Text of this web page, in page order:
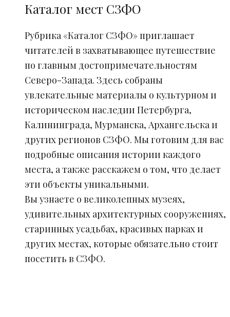
Каталог мест СЗФО
Рубрика «Каталог СЗФО» приглашает
читателей в захватывающее путешествие
по главным достопримечательностям
Северо-Запада. Здесь собраны
увлекательные материалы о культурном и
историческом наследии Петербурга,
Калининграда, Мурманска, Архангельска и
других регионов СЗФО. Мы готовим для вас
подробные описания истории каждого
места, а также расскажем о том, что делает
эти объекты уникальными.
Вы узнаете о великолепных музеях,
удивительных архитектурных сооружениях,
старинных усадьбах, красивых парках и
других местах, которые обязательно стоит
посетить в СЗФО.